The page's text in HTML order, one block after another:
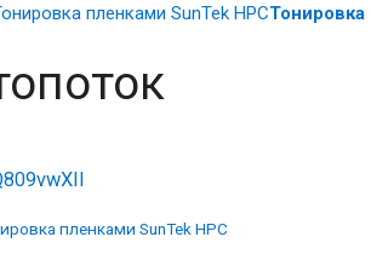
Тонировка
пленками SunTek HPC